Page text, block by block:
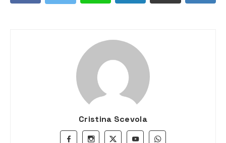
Cristina Scevola